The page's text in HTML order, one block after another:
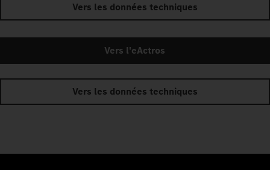
Vers les données techniques
Vers l'eActros
Vers les données techniques